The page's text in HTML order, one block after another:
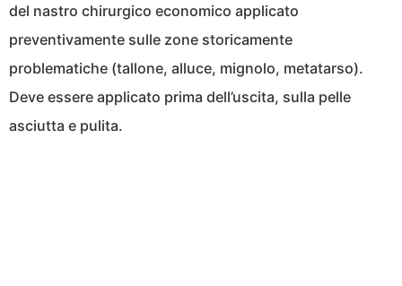
del nastro chirurgico economico applicato
preventivamente sulle zone storicamente
problematiche (tallone, alluce, mignolo, metatarso).
Deve essere applicato prima dell’uscita, sulla pelle
asciutta e pulita.